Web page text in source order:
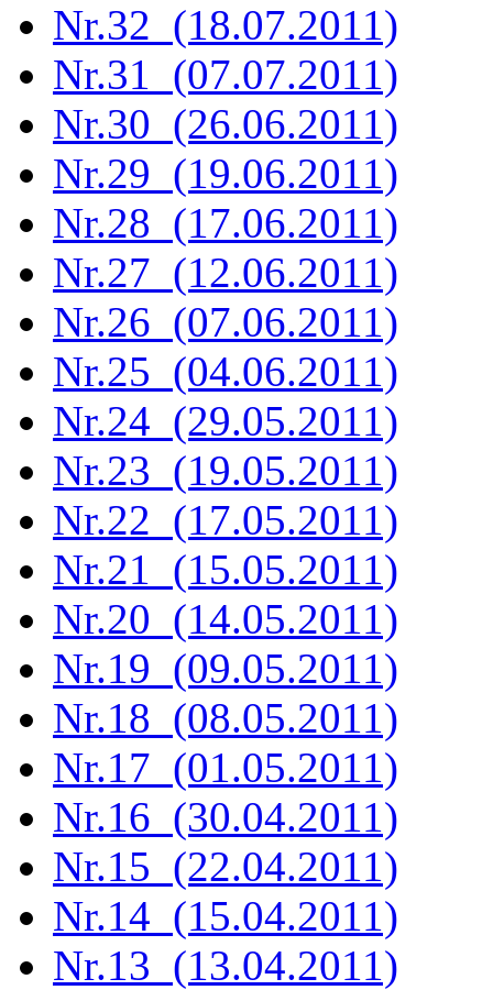
Nr.32 (18.07.2011)
Nr.31 (07.07.2011)
Nr.30 (26.06.2011)
Nr.29 (19.06.2011)
Nr.28 (17.06.2011)
Nr.27 (12.06.2011)
Nr.26 (07.06.2011)
Nr.25 (04.06.2011)
Nr.24 (29.05.2011)
Nr.23 (19.05.2011)
Nr.22 (17.05.2011)
Nr.21 (15.05.2011)
Nr.20 (14.05.2011)
Nr.19 (09.05.2011)
Nr.18 (08.05.2011)
Nr.17 (01.05.2011)
Nr.16 (30.04.2011)
Nr.15 (22.04.2011)
Nr.14 (15.04.2011)
Nr.13 (13.04.2011)